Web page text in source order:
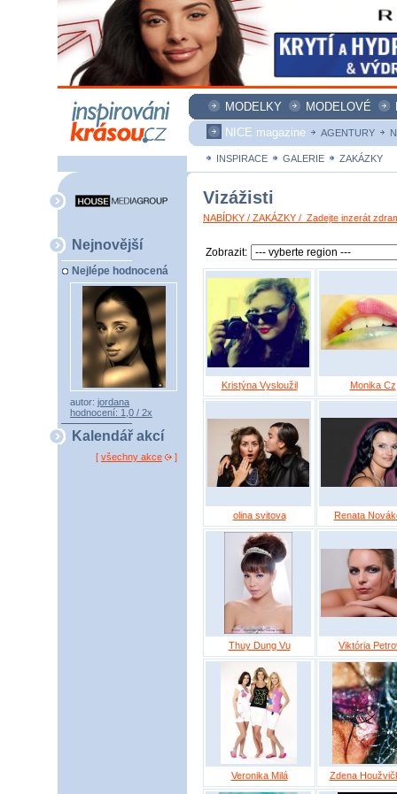
MODELKY MODELOVÉ
NICE magazine
AGENTURY
INSPIRACE GALERIE ZAKÁZKY
Nejnovější
Nejlépe hodnocená
autor: jordana
hodnocení: 1,0 / 2x
Kalendář akcí
[ všechny akce ]
Vizážisti
NABÍDKY / ZAKÁZKY / Zadejte inzerát
Zobrazit:
Kristýna Vysloužil Monika Cz
olina svitova Renata
Thuy Dung Vu Viktória
Veronika Milá Zdena